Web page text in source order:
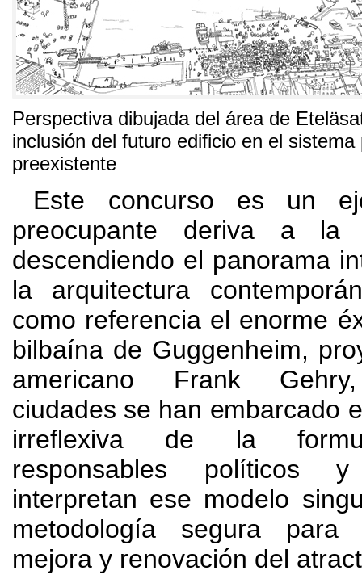
Perspectiva dibujada del área de
inclusión del futuro edificio en el sistema
preexistente
Este concurso es un
preocupante deriva a
descendiendo el panorama
la arquitectura
como referencia el enorme
bilbaína de Guggenheim,
americano Frank Gehry
ciudades se han embarcado
irreflexiva de la
responsables políticos y
interpretan ese modelo
metodología segura para
mejora y renovación del